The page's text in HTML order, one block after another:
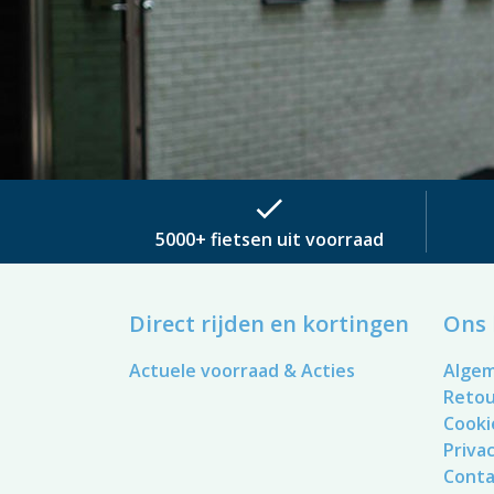
check
5000+ fietsen uit voorraad
Direct rijden en kortingen
Actuele voorraad & Acties